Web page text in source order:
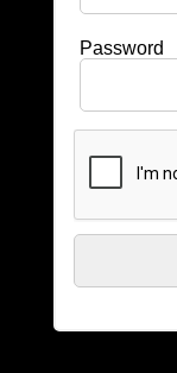
Password